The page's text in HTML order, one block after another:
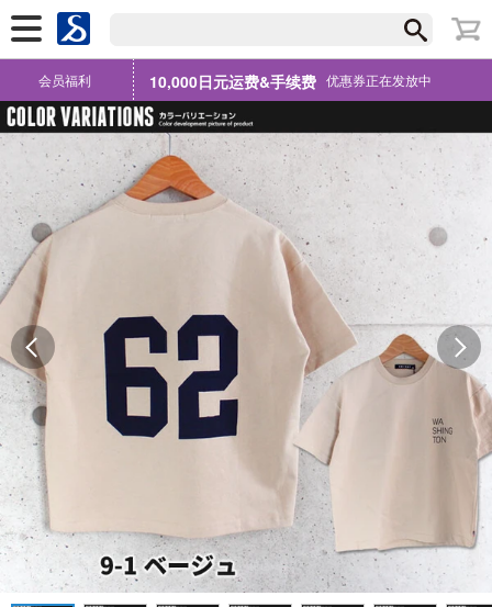
会员福利 10,000日元运费&手续费 优惠券正在发放中